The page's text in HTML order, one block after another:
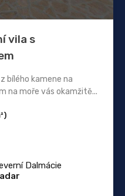
vila s
bílého kamene na
na moře vás okamžitě...
Dalmácie